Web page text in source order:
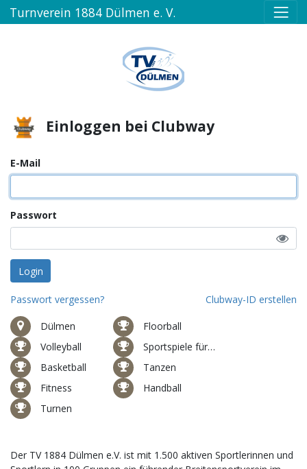
Turnverein 1884 Dülmen e. V.
Dülmen
Floorball
Volleyball
Sportspiele für Kinder
Basketball
Tanzen
Fitness
Handball
Turnen
Der TV 1884 Dülmen e.V. ist mit 1.500 aktiven Sportlerinnen und
Einloggen bei Clubway
E-Mail
Passwort
Login
Passwort vergessen? Clubway-ID erstellen